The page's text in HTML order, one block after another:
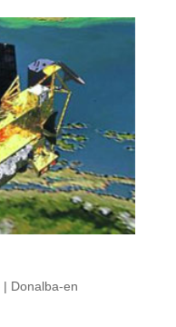
| Donalba-en